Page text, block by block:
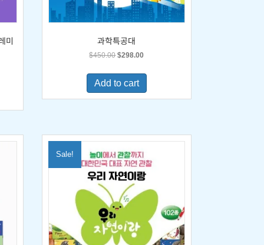
미
과학특공대
$450.00Original
was:
$450.00.
$298.00Current
is:
Add to cart
Sale!